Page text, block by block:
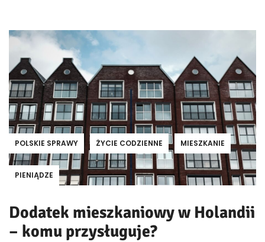
POLSKIE SPRAWY ŻYCIE CODZIENNE MIESZKANIE
PIENIĄDZE
Dodatek mieszkaniowy w Holandii
– komu przysługuje?